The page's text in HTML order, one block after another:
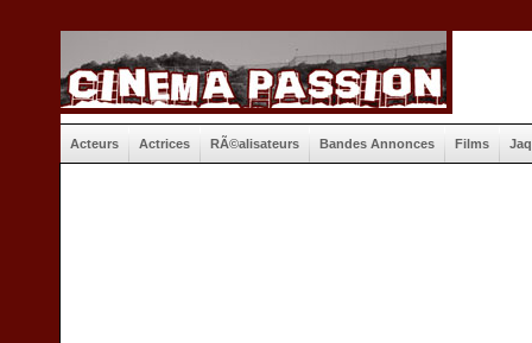
Acteurs Actrices RÃ©alisateurs Bandes Annonces Films